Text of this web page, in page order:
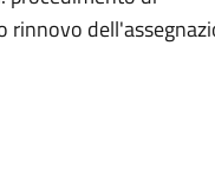
rinnovo